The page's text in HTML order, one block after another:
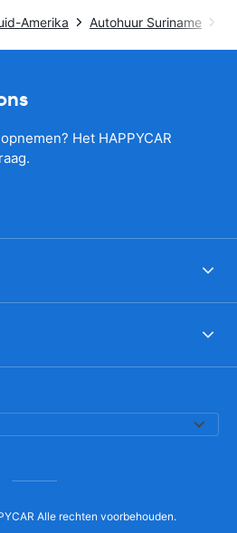
Amerika Autohuur Suriname
Het HAPPYCAR
Alle rechten voorbehouden.